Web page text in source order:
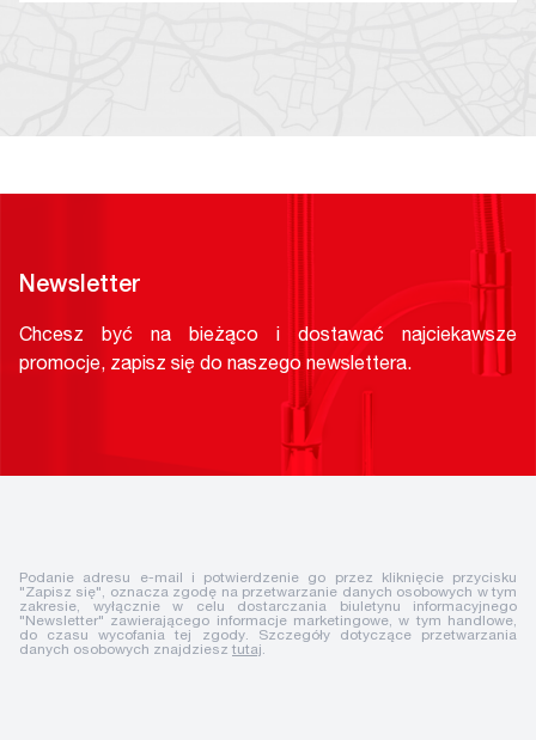
Newsletter
Chcesz być na bieżąco i dostawać najciekawsze
promocje, zapisz się do naszego newslettera.
Podanie adresu e-mail i potwierdzenie go przez kliknięcie przycisku
"Zapisz się", oznacza zgodę na przetwarzanie danych osobowych w tym
zakresie, wyłącznie w celu dostarczania biuletynu informacyjnego
"Newsletter" zawierającego informacje marketingowe, w tym handlowe,
do czasu wycofania tej zgody. Szczegóły dotyczące przetwarzania
danych osobowych znajdziesz tutaj.